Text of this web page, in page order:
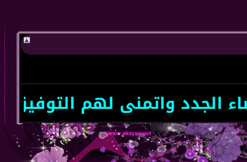
واتمنى لهم التوفيق